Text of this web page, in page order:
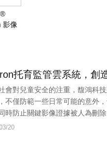
影像
托育監管雲系統，創
會對兒童安全的注重，馥鴻科
不僅防範一些日常可能的意外
時防止關鍵影像證據被人為刪
20